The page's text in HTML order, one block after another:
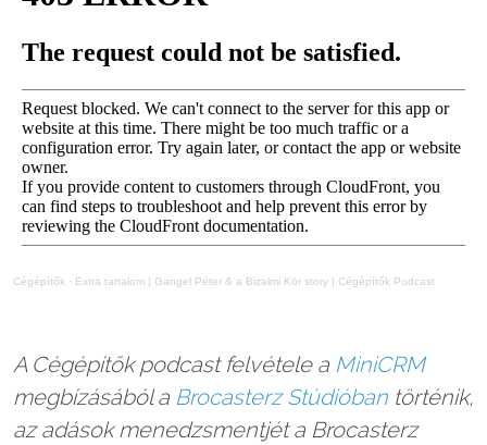
Cégépítők · Extra tartalom | Gangel Péter & a Bizalmi Kör story | Cégépítők Podcast
A Cégépítők podcast felvétele a MiniCRM
megbízásából a Brocasterz Stúdióban történik,
az adások menedzsmentjét a Brocasterz